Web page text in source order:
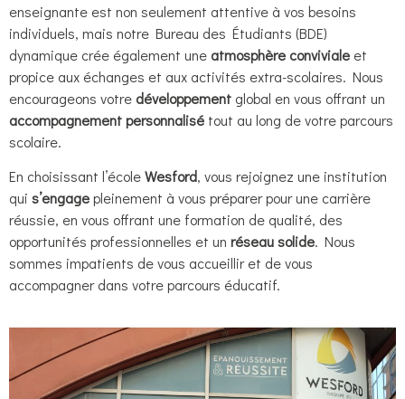
enseignante est non seulement attentive à vos besoins
individuels, mais notre Bureau des Étudiants (BDE)
dynamique crée également une atmosphère conviviale et
propice aux échanges et aux activités extra-scolaires. Nous
encourageons votre développement global en vous offrant un
accompagnement personnalisé tout au long de votre parcours
scolaire.
En choisissant l’écoleWesford, vous rejoignez une institution
qui s’engagepleinement à vous préparer pour une carrière
réussie, en vous offrant une formation de qualité, des
opportunités professionnelles et un réseau solide. Nous
sommes impatients de vous accueillir et de vous
accompagner dans votre parcours éducatif.